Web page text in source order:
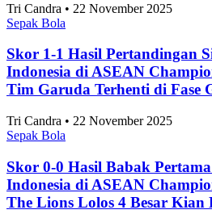
Tri Candra • 22 November 2025
Sepak Bola
Skor 1-1 Hasil Pertandingan
Indonesia di ASEAN
Tim Garuda Terhenti di Fase
Tri Candra • 22 November 2025
Sepak Bola
Skor 0-0 Hasil Babak
Indonesia di ASEAN
The Lions Lolos 4 Besar Kian